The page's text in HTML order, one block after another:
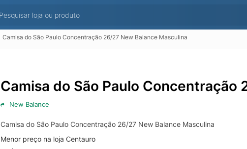
Camisa do São Paulo Concentração 26/27 New Balance Masculina
Camisa do São Paulo Concentração
New Balance
Camisa do São Paulo Concentração 26/27 New Balance Masculina
Menor preço na loja Centauro